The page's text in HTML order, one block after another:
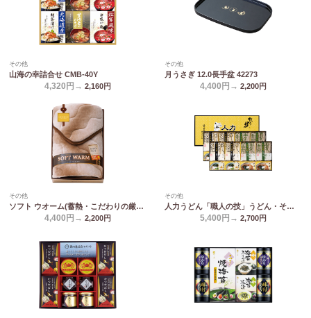
その他
山海の幸詰合せ CMB-40Y
4,320円→ 2,160円
その他
月うさぎ 12.0長手盆 42273
4,400円→ 2,200円
その他
ソフト ウオーム(蓄熱・こだわりの厳選) あったか遠赤 ソフト敷きパット 6440
4,400円→ 2,200円
その他
人力うどん「職人の技」うどん・そばセット JUS-EO
5,400円→ 2,700円